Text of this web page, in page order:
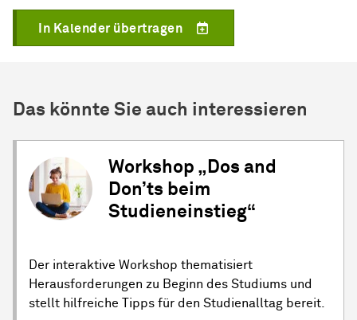
In Kalender übertragen
Das könnte Sie auch interessieren
Workshop „Dos and
Don’ts beim
Studieneinstieg“
Der interaktive Workshop thematisiert
Herausforderungen zu Beginn des Studiums und
stellt hilfreiche Tipps für den Studienalltag bereit.